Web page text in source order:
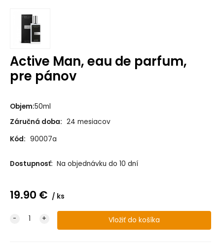
Active Man, eau de parfum,
pre pánov
Objem:50ml
Záručná doba: 24 mesiacov
Kód: 90007a
Dostupnosť: Na objednávku do 10 dní
19.90 € ks